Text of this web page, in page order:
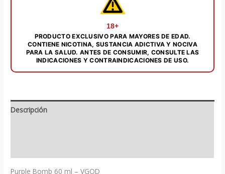
18+
PRODUCTO EXCLUSIVO PARA MAYORES DE EDAD.
CONTIENE NICOTINA, SUSTANCIA ADICTIVA Y NOCIVA
PARA LA SALUD. ANTES DE CONSUMIR, CONSULTE LAS
INDICACIONES Y CONTRAINDICACIONES DE USO.
Descripción
Purple Bomb 60 ml – VGOD